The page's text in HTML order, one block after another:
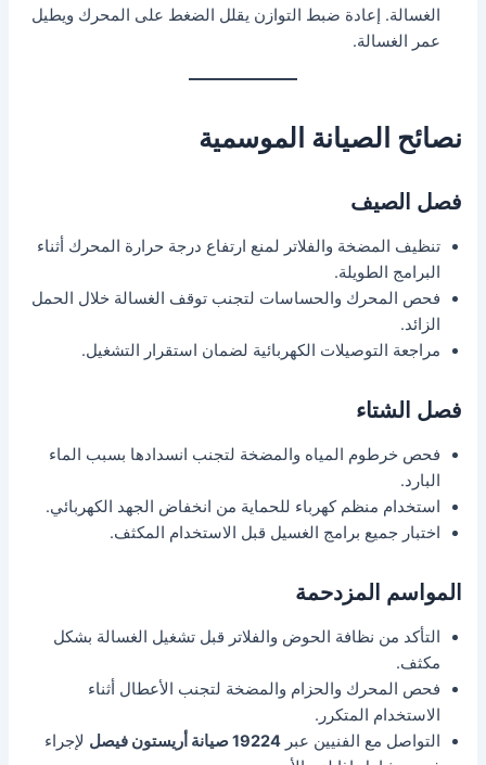
الغسالة. إعادة ضبط التوازن يقلل الضغط على المحرك ويطيل
عمر الغسالة.
نصائح الصيانة الموسمية
فصل الصيف
تنظيف المضخة والفلاتر لمنع ارتفاع درجة حرارة المحرك أثناء
البرامج الطويلة.
فحص المحرك والحساسات لتجنب توقف الغسالة خلال الحمل
الزائد.
مراجعة التوصيلات الكهربائية لضمان استقرار التشغيل.
فصل الشتاء
فحص خرطوم المياه والمضخة لتجنب انسدادها بسبب الماء
البارد.
استخدام منظم كهرباء للحماية من انخفاض الجهد الكهربائي.
اختبار جميع برامج الغسيل قبل الاستخدام المكثف.
المواسم المزدحمة
التأكد من نظافة الحوض والفلاتر قبل تشغيل الغسالة بشكل
مكثف.
فحص المحرك والحزام والمضخة لتجنب الأعطال أثناء
الاستخدام المتكرر.
التواصل مع الفنيين عبر19224 صيانة أريستون فيصل
لإجراء